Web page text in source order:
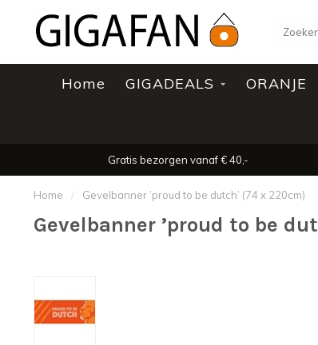
Home GIGADEALS ORANJE
Gratis bezorgen vanaf € 40,-
Home / Gevelbanner ’proud to be dutch’ (74 x 220cm)
Gevelbanner ’proud to be